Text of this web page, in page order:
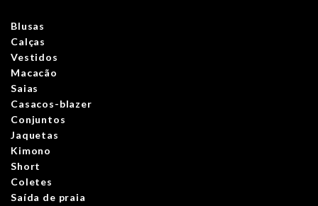
Blusas
Calças
Vestidos
Macacão
Saias
Casacos-blazer
Conjuntos
Jaquetas
Kimono
Short
Coletes
Saída de praia